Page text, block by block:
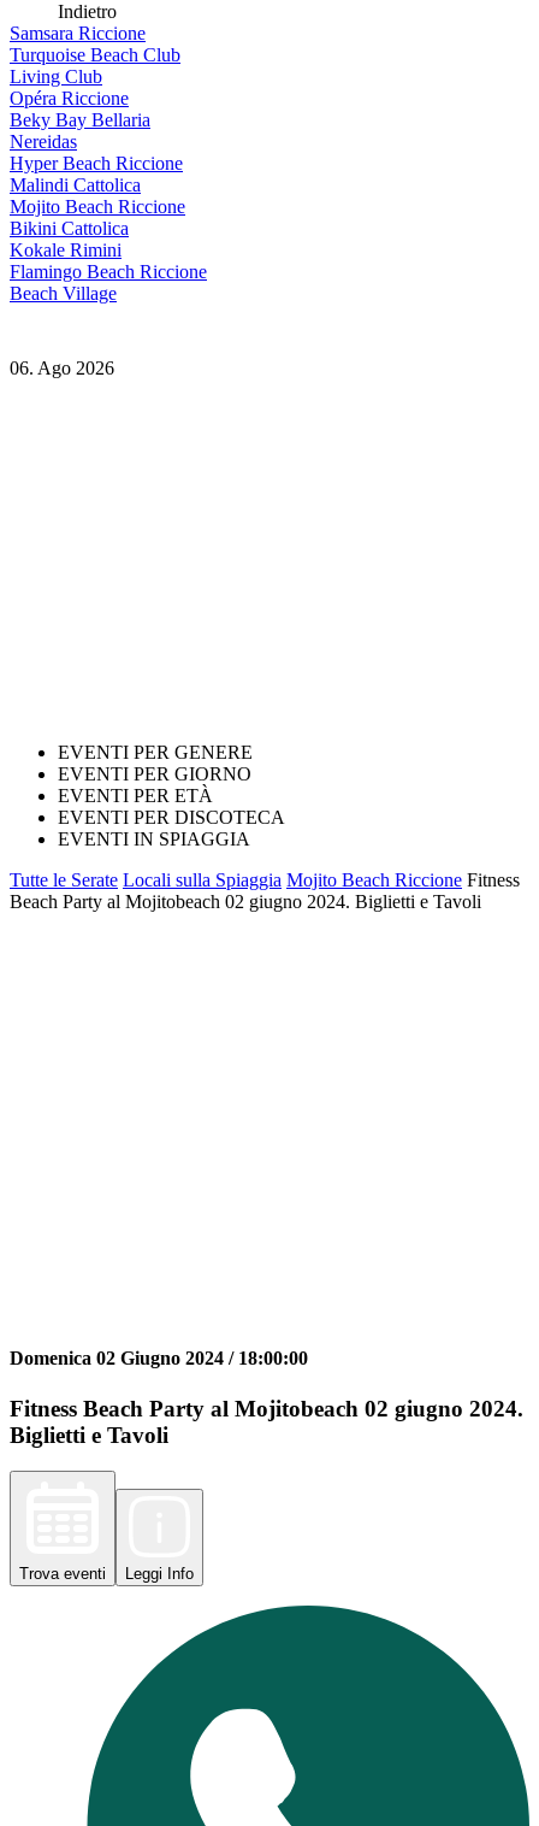
Indietro
Samsara Riccione
Turquoise Beach Club
Living Club
Opéra Riccione
Beky Bay Bellaria
Nereidas
Hyper Beach Riccione
Malindi Cattolica
Mojito Beach Riccione
Bikini Cattolica
Kokale Rimini
Flamingo Beach Riccione
Beach Village
06. Ago 2026
EVENTI PER GENERE
EVENTI PER GIORNO
EVENTI PER ETÀ
EVENTI PER DISCOTECA
EVENTI IN SPIAGGIA
Tutte le Serate Locali sulla Spiaggia Mojito Beach Riccione Fitness
Beach Party al Mojitobeach 02 giugno 2024. Biglietti e Tavoli
Domenica 02 Giugno 2024 / 18:00:00
Fitness Beach Party al Mojitobeach 02 giugno 2024.
Biglietti e Tavoli
Trova eventi Leggi Info